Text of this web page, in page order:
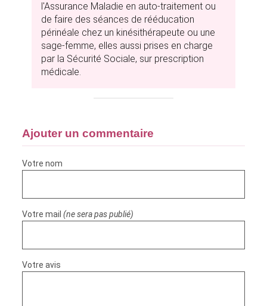
l'Assurance Maladie en auto-traitement ou
de faire des séances de rééducation
périnéale chez un kinésithérapeute ou une
sage-femme, elles aussi prises en charge
par la Sécurité Sociale, sur prescription
médicale.
Ajouter un commentaire
Votre nom
Votre mail(ne sera pas publié)
Votre avis